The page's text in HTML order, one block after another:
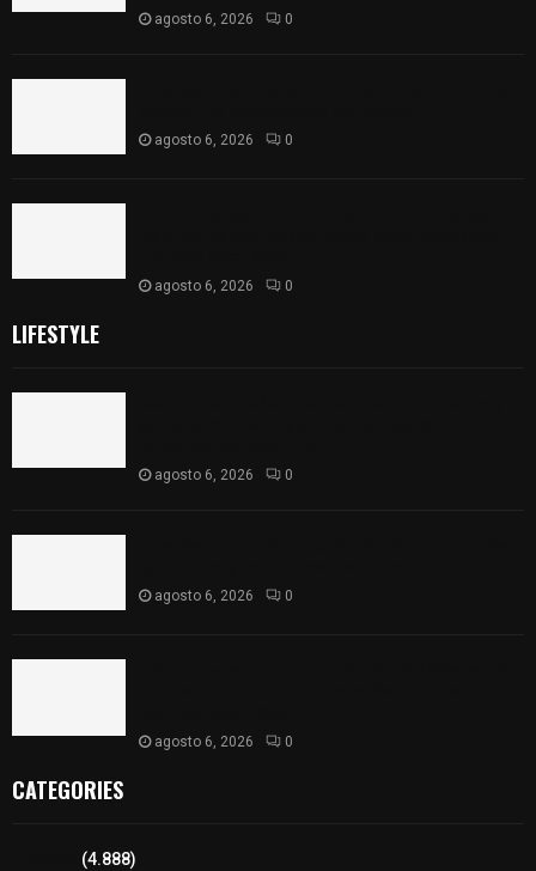
agosto 6, 2026 0
agosto 6, 2026 0
agosto 6, 2026 0
LIFESTYLE
agosto 6, 2026 0
agosto 6, 2026 0
agosto 6, 2026 0
CATEGORIES
(4.888)